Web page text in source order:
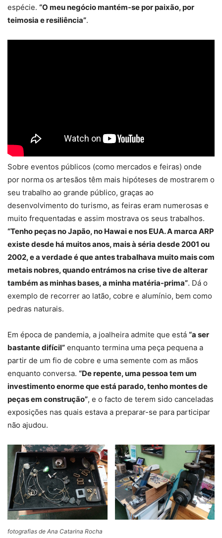
espécie. “O meu negócio mantém-se por paixão, por
teimosia e resiliência”.
Sobre eventos públicos (como mercados e feiras) onde
por norma os artesãos têm mais hipóteses de mostrarem o
seu trabalho ao grande público, graças ao
desenvolvimento do turismo, as feiras eram numerosas e
muito frequentadas e assim mostrava os seus trabalhos.
“Tenho peças no Japão, no Hawai e nos EUA. A marca ARP
existe desde há muitos anos, mais à séria desde 2001 ou
2002, e a verdade é que antes trabalhava muito mais com
metais nobres, quando entrámos na crise tive de alterar
também as minhas bases, a minha matéria-prima”. Dá o
exemplo de recorrer ao latão, cobre e alumínio, bem como
pedras naturais.
Em época de pandemia, a joalheira admite que está “a ser
bastante difícil” enquanto termina uma peça pequena a
partir de um fio de cobre e uma semente com as mãos
enquanto conversa. “De repente, uma pessoa tem um
investimento enorme que está parado, tenho montes de
peças em construção”, e o facto de terem sido canceladas
exposições nas quais estava a preparar-se para participar
não ajudou.
fotografias de Ana Catarina Rocha